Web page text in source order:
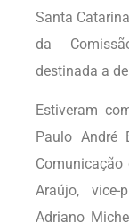
Santa
da
destinada a
Estiveram
Paulo André
Comunicação
Araújo, vice-
Adriano